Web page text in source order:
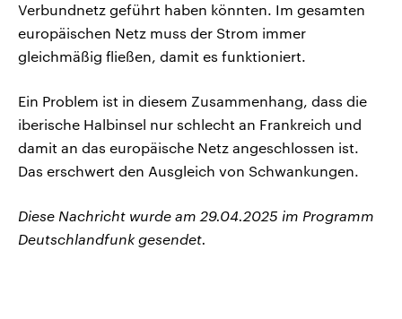
Verbundnetz geführt haben könnten. Im gesamten
europäischen Netz muss der Strom immer
gleichmäßig fließen, damit es funktioniert.
Ein Problem ist in diesem Zusammenhang, dass die
iberische Halbinsel nur schlecht an Frankreich und
damit an das europäische Netz angeschlossen ist.
Das erschwert den Ausgleich von Schwankungen.
Diese Nachricht wurde am 29.04.2025 im Programm
Deutschlandfunk gesendet.